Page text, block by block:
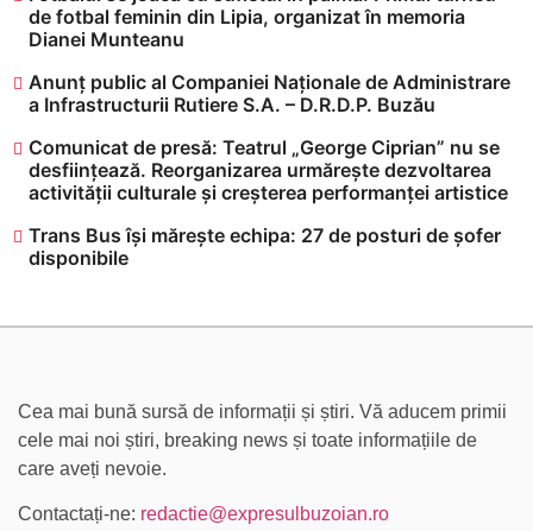
de fotbal feminin din Lipia, organizat în memoria
Dianei Munteanu
Anunț public al Companiei Naționale de Administrare
a Infrastructurii Rutiere S.A. – D.R.D.P. Buzău
Comunicat de presă: Teatrul „George Ciprian” nu se
desființează. Reorganizarea urmărește dezvoltarea
activității culturale și creșterea performanței artistice
Trans Bus își mărește echipa: 27 de posturi de șofer
disponibile
Cea mai bună sursă de informații și știri. Vă aducem primii
cele mai noi știri, breaking news și toate informațiile de
care aveți nevoie.
Contactați-ne: redactie@expresulbuzoian.ro